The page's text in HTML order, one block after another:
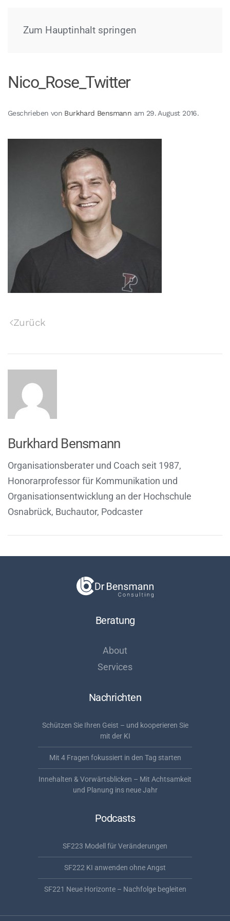
Zum Hauptinhalt springen
Nico_Rose_Twitter
Geschrieben von Burkhard Bensmann am 29. August 2016.
Zurück
Burkhard Bensmann
Organisationsberater und Coach seit 1987,
Honorarprofessor für Kommunikation und
Organisationsentwicklung an der Hochschule
Osnabrück, Buchautor, Podcaster
Beratung
About
Services
Nachrichten
Schützen Sie Ihren Geist – und kooperieren Sie
mit der KI
Mit 4 Fragen fokussiert in den Tag starten
Innehalten & Vorwärtsblicken – Mit Achtsamkeit
und Planung ins neue Jahr
Podcasts
SF223 Modell für Veränderungen
SF222 KI anwenden ohne Angst
SF221 Neue Horizonte – Nachfolge begleiten